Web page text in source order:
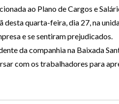
ao Plano de Cargos e
quarta-feira, dia 27, na
e se sentiram prejudicados.
da companhia na Baixada
com os trabalhadores para